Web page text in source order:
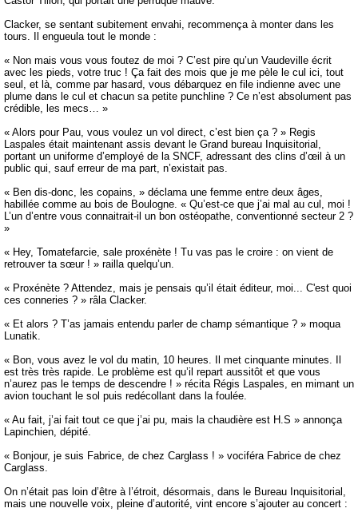
Clacker, se sentant subitement envahi, recommença à monter dans les
tours. Il engueula tout le monde :
« Non mais vous vous foutez de moi ? C’est pire qu’un Vaudeville écrit
avec les pieds, votre truc ! Ça fait des mois que je me pèle le cul ici, tout
seul, et là, comme par hasard, vous débarquez en file indienne avec une
plume dans le cul et chacun sa petite punchline ? Ce n’est absolument pas
crédible, les mecs… »
« Alors pour Pau, vous voulez un vol direct, c’est bien ça ? » Regis
Laspales était maintenant assis devant le Grand bureau Inquisitorial,
portant un uniforme d’employé de la SNCF, adressant des clins d’œil à un
public qui, sauf erreur de ma part, n’existait pas.
« Ben dis-donc, les copains, » déclama une femme entre deux âges,
habillée comme au bois de Boulogne. « Qu’est-ce que j’ai mal au cul, moi !
L’un d’entre vous connaitrait-il un bon ostéopathe, conventionné secteur 2 ?
»
« Hey, Tomatefarcie, sale proxénète ! Tu vas pas le croire : on vient de
retrouver ta sœur ! » railla quelqu’un.
« Proxénète ? Attendez, mais je pensais qu’il était éditeur, moi... C'est quoi
ces conneries ? » râla Clacker.
« Et alors ? T’as jamais entendu parler de champ sémantique ? » moqua
Lunatik.
« Bon, vous avez le vol du matin, 10 heures. Il met cinquante minutes. Il
est très très rapide. Le problème est qu’il repart aussitôt et que vous
n’aurez pas le temps de descendre ! » récita Régis Laspales, en mimant un
avion touchant le sol puis redécollant dans la foulée.
« Au fait, j’ai fait tout ce que j’ai pu, mais la chaudière est H.S » annonça
Lapinchien, dépité.
« Bonjour, je suis Fabrice, de chez Carglass ! » vociféra Fabrice de chez
Carglass.
On n’était pas loin d’être à l’étroit, désormais, dans le Bureau Inquisitorial,
mais une nouvelle voix, pleine d’autorité, vint encore s’ajouter au concert :